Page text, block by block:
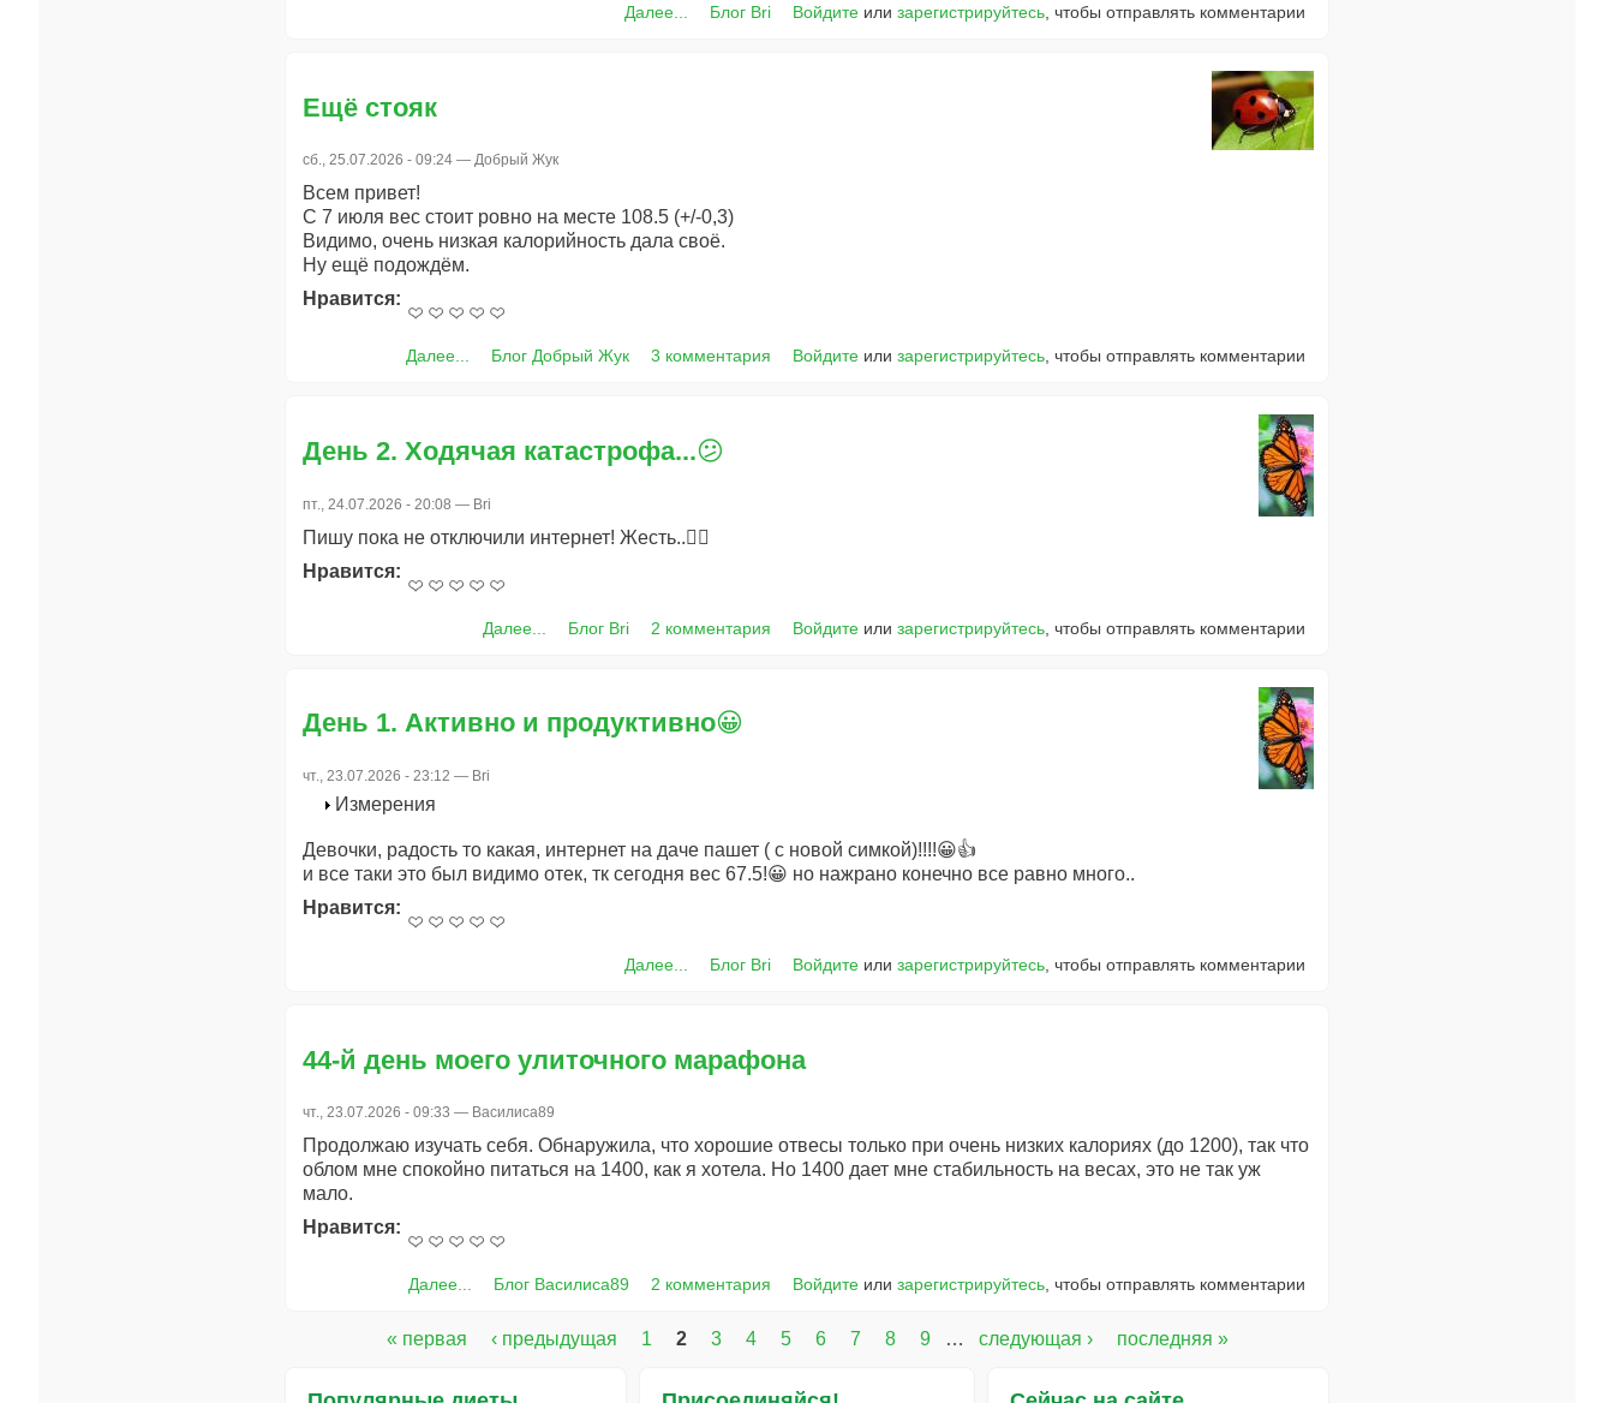
Далее... Блог Bri Войдите илизарегистрируйтесь, чтобы отправлять комментарии
Ещё стояк
сб., 25.07.2026 - 09:24 — Добрый Жук
Всем привет!
С 7 июля вес стоит ровно на месте 108.5 (+/-0,3)
Видимо, очень низкая калорийность дала своё.
Ну ещё подождём.
Нравится:
Далее... Блог Добрый Жук 3 комментария Войдите илизарегистрируйтесь, чтобы отправлять комментарии
День 2. Ходячая катастрофа...😕
пт., 24.07.2026 - 20:08 — Bri
Пишу пока не отключили интернет! Жесть..🤦‍♀️
Нравится:
Далее... Блог Bri 2 комментария Войдите илизарегистрируйтесь , чтобы отправлять комментарии
День 1. Активно и продуктивно😀
чт., 23.07.2026 - 23:12 — Bri
Измерения
Девочки, радость то какая, интернет на даче пашет ( с новой симкой)!!!!😀👍
и все таки это был видимо отек, тк сегодня вес 67.5!😀 но нажрано конечно все равно много..
Нравится:
Далее... Блог Bri Войдите илизарегистрируйтесь, чтобы отправлять комментарии
44-й день моего улиточного марафона
чт., 23.07.2026 - 09:33 — Василиса89
Продолжаю изучать себя. Обнаружила, что хорошие отвесы только при очень низких калориях (до 1200), так что
облом мне спокойно питаться на 1400, как я хотела. Но 1400 дает мне стабильность на весах, это не так уж
мало.
Нравится:
Далее... Блог Василиса89 2 комментария Войдите илизарегистрируйтесь, чтобы отправлять комментарии
« первая ‹ предыдущая 1 2 3 4 5 6 7 8 9 … следующая › последняя »